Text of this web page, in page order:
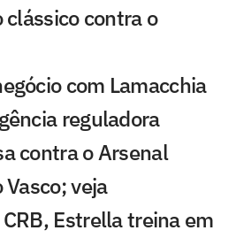
clássico contra o
com Lamacchia
reguladora
contra o Arsenal
veja
Estrella treina em